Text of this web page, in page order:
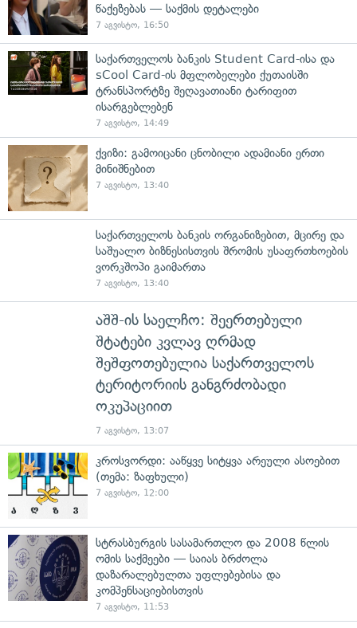
წაქეზებას — საქმის დეტალები
7 აგვისტო, 16:50
საქართველოს ბანკის Student Card-ისა და
sCool Card-ის მფლობელები ქუთაისში
ტრანსპორტზე შეღავათიანი ტარიფით
ისარგებლებენ
7 აგვისტო, 14:49
ქვიზი: გამოიცანი ცნობილი ადამიანი ერთი
მინიშნებით
7 აგვისტო, 13:40
საქართველოს ბანკის ორგანიზებით, მცირე და
საშუალო ბიზნესისთვის შრომის უსაფრთხოების
ვორკშოპი გაიმართა
7 აგვისტო, 13:40
აშშ-ის საელჩო: შეერთებული
შტატები კვლავ ღრმად
შეშფოთებულია საქართველოს
ტერიტორიის განგრძობადი
ოკუპაციით
7 აგვისტო, 13:07
კროსვორდი: ააწყვე სიტყვა არეული ასოებით
(თემა: ზაფხული)
7 აგვისტო, 12:00
სტრასბურგის სასამართლო და 2008 წლის
ომის საქმეები — საიას ბრძოლა
დაზარალებულთა უფლებებისა და
კომპენსაციებისთვის
7 აგვისტო, 11:53